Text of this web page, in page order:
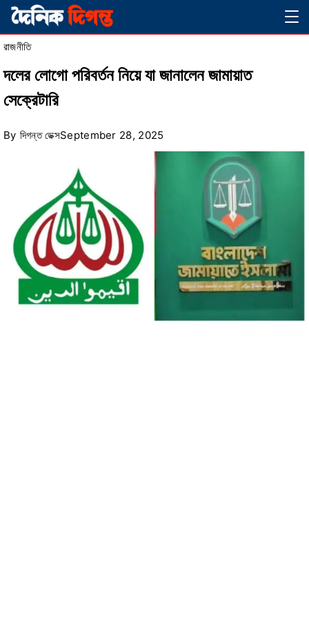
Skip
to
content
রাজনীতি
দলের লোগো পরিবর্তন নিয়ে যা জানালেন জামায়াত
সেক্রেটারি
By দিগন্ত ডেক্সSeptember 28, 2025